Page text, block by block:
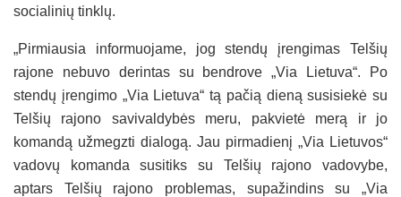
socialinių tinklų.
„Pirmiausia informuojame, jog stendų įrengimas Telšių
rajone nebuvo derintas su bendrove „Via Lietuva“. Po
stendų įrengimo „Via Lietuva“ tą pačią dieną susisiekė su
Telšių rajono savivaldybės meru, pakvietė merą ir jo
komandą užmegzti dialogą. Jau pirmadienį „Via Lietuvos“
vadovų komanda susitiks su Telšių rajono vadovybe,
aptars Telšių rajono problemas, supažindins su „Via